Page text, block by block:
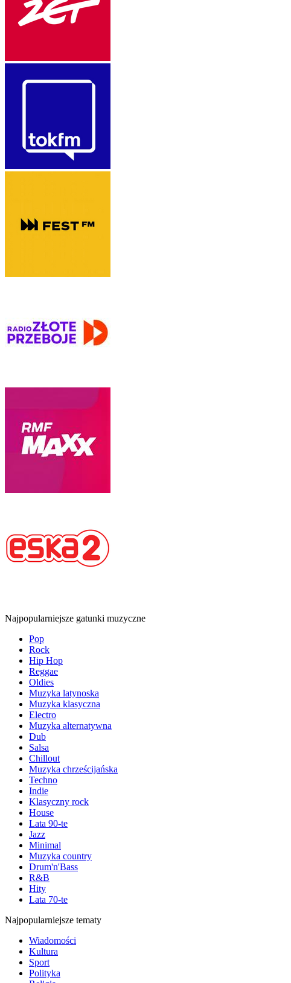
Najpopularniejsze gatunki muzyczne
Pop
Rock
Hip Hop
Reggae
Oldies
Muzyka latynoska
Muzyka klasyczna
Electro
Muzyka alternatywna
Dub
Salsa
Chillout
Muzyka chrześcijańska
Techno
Indie
Klasyczny rock
House
Lata 90-te
Jazz
Minimal
Muzyka country
Drum'n'Bass
R&B
Hity
Lata 70-te
Najpopularniejsze tematy
Wiadomości
Kultura
Sport
Polityka